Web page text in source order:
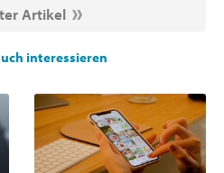
Artikel
interessieren